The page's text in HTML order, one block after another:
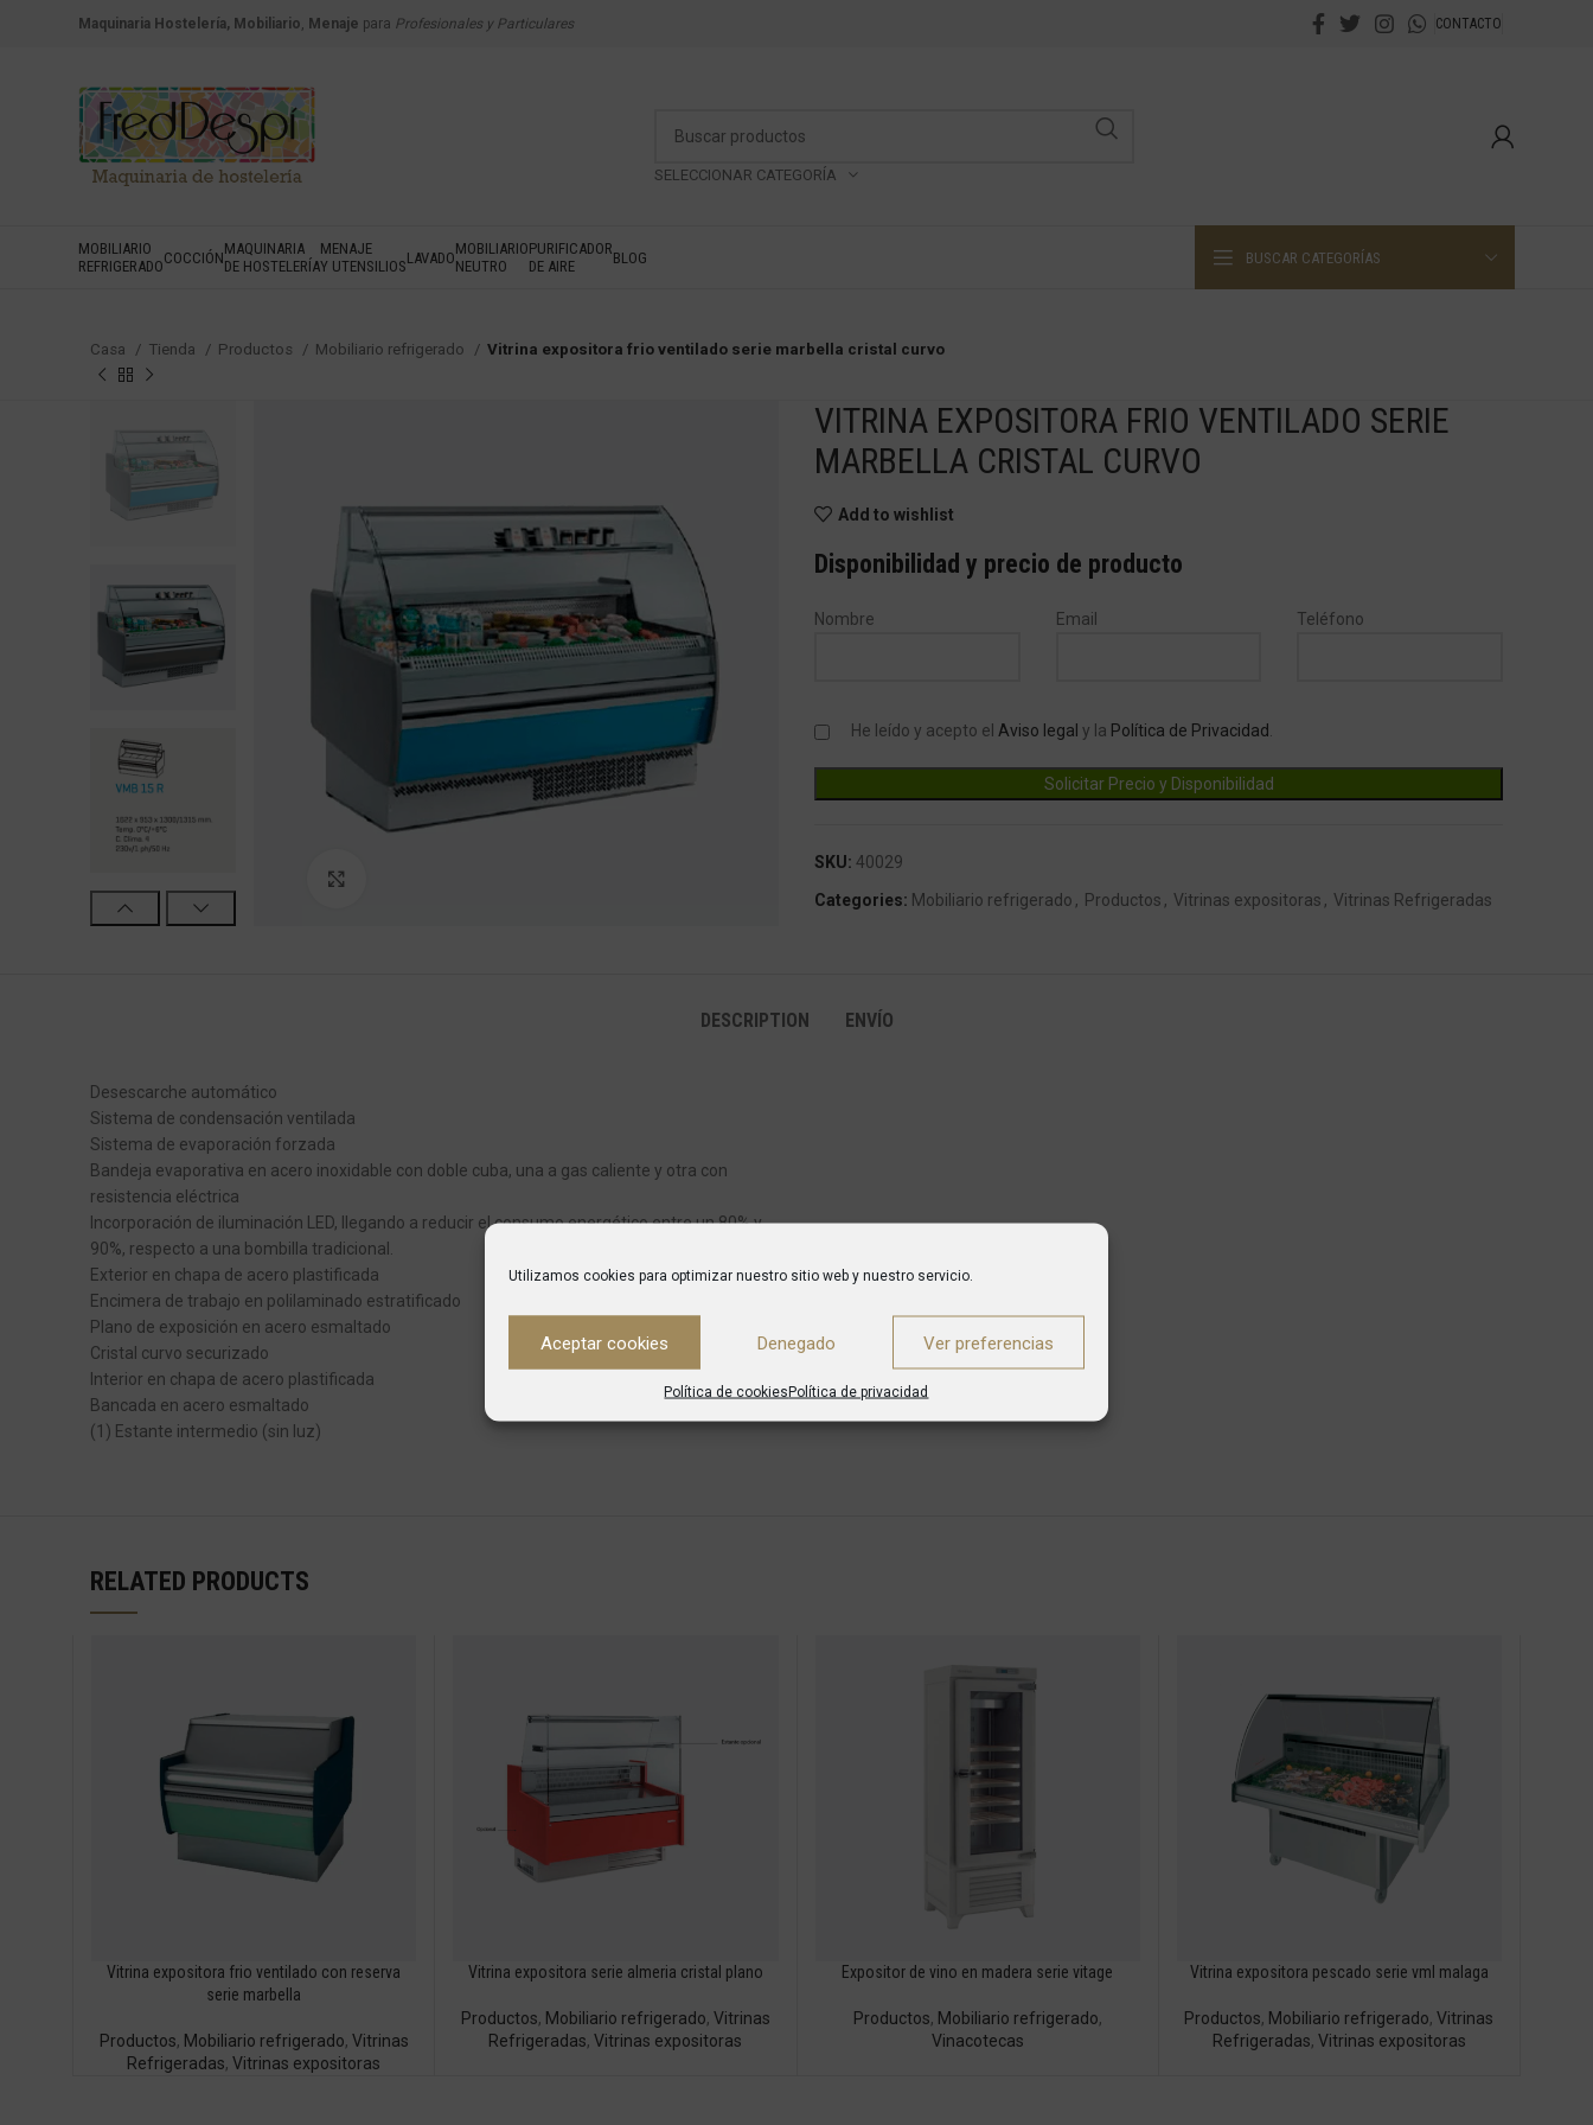
Utilizamos cookies para optimizar nuestro sitio web y nuestro servicio.
Aceptar cookies Denegado Ver preferencias
Política de cookiesPolítica de privacidad
Maquinaria Hostelería, Mobiliario, Menaje para Profesionales y Particulares CONTACTO
SELECCIONAR CATEGORÍA
MOBILIARIO
REFRIGERADOCOCCIÓNMAQUINARIA
DE HOSTELERÍA
MENAJE
Y UTENSILIOSLAVADOMOBILIARIO
NEUTRO
PURIFICADOR
DE AIRE
BLOG BUSCAR CATEGORÍAS
Casa Tienda Productos Mobiliario refrigerado Vitrina expositora frio ventilado serie marbella cristal curvo
VITRINA EXPOSITORA FRIO VENTILADO SERIE
MARBELLA CRISTAL CURVO
Add to wishlist
Disponibilidad y precio de producto
Nombre Email Teléfono
He leído y acepto el Aviso legal y la Política de Privacidad
SKU: 40029
Categories: Mobiliario refrigerado , Productos , Vitrinas expositoras , Vitrinas Refrigeradas
DESCRIPTION ENVÍO
Desescarche automático
Sistema de condensación ventilada
Sistema de evaporación forzada
Bandeja evaporativa en acero inoxidable con doble cuba, una a gas caliente y otra con
resistencia eléctrica
Incorporación de iluminación LED, llegando a reducir el consumo energético entre un 80% y
90%, respecto a una bombilla tradicional.
Exterior en chapa de acero plastificada
Encimera de trabajo en polilaminado estratificado
Plano de exposición en acero esmaltado
Cristal curvo securizado
Interior en chapa de acero plastificada
Bancada en acero esmaltado
(1) Estante intermedio (sin luz)
RELATED PRODUCTS
Vitrina expositora frio ventilado con reserva
serie marbella
Productos, Mobiliario refrigerado, Vitrinas
Refrigeradas,Vitrinas expositoras
Vitrina expositora serie almeria cristal plano
Productos, Mobiliario refrigerado, Vitrinas
Refrigeradas,Vitrinas expositoras
Expositor de vino en madera serie vitage
Productos, Mobiliario refrigerado,
Vinacotecas
Vitrina expositora pescado serie vml malaga
Productos, Mobiliario refrigerado,Vitrinas
Refrigeradas, Vitrinas expositoras